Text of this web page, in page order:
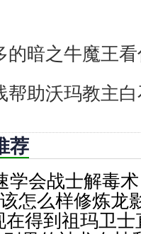
的暗之牛魔王
帮助沃玛教主
荐
学会战士解毒术
怎么样修炼龙
得到祖玛卫士